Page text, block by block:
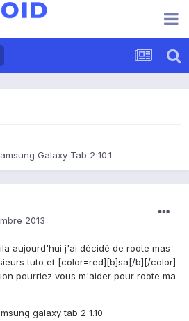
Galaxy Tab 2 10.1
2013
aujourd'hui j'ai décidé de roote mas
tuto et [color=red][b]sa[/b][/color]
pourriez vous m'aider pour roote ma
galaxy tab 2 1.10